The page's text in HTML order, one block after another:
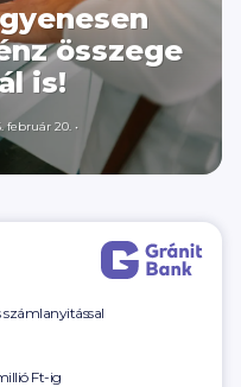
összege
is!
február 20. •
számlanyitással
Ft-ig